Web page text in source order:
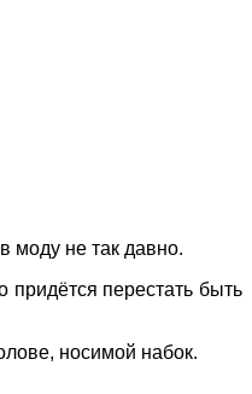
моду не так давно.
перестать быть
носимой набок.